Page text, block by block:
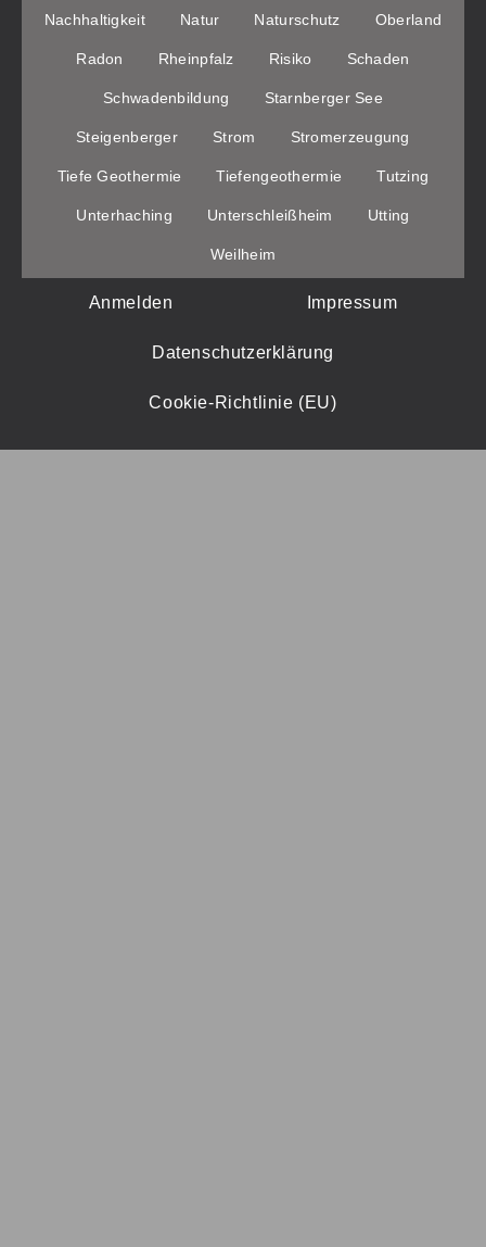
Nachhaltigkeit Natur Naturschutz Oberland
Radon Rheinpfalz Risiko Schaden
Schwadenbildung Starnberger See
Steigenberger Strom Stromerzeugung
Tiefe Geothermie Tiefengeothermie Tutzing
Unterhaching Unterschleißheim Utting
Weilheim
Anmelden Impressum
Datenschutzerklärung
Cookie-Richtlinie (EU)